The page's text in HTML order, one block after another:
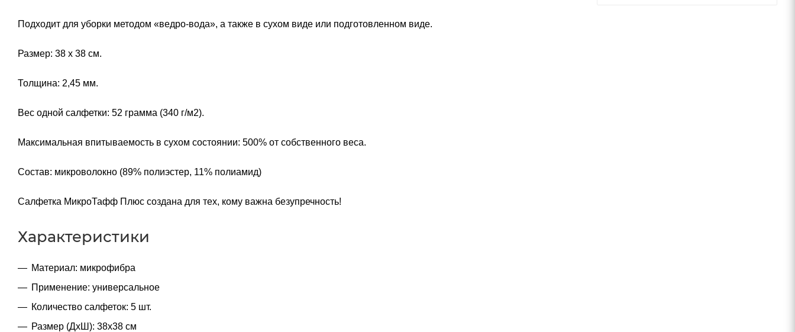
Подходит для уборки методом «ведро-вода», а также в сухом виде или подготовленном виде.
Размер: 38 х 38 см.
Толщина: 2,45 мм.
Вес одной салфетки: 52 грамма (340 г/м2).
Максимальная впитываемость в сухом состоянии: 500% от собственного веса.
Состав: микроволокно (89% полиэстер, 11% полиамид)
Салфетка МикроТафф Плюс создана для тех, кому важна безупречность!
Характеристики
Материал: микрофибра
Применение: универсальное
Количество салфеток: 5 шт.
Размер (ДхШ): 38х38 см